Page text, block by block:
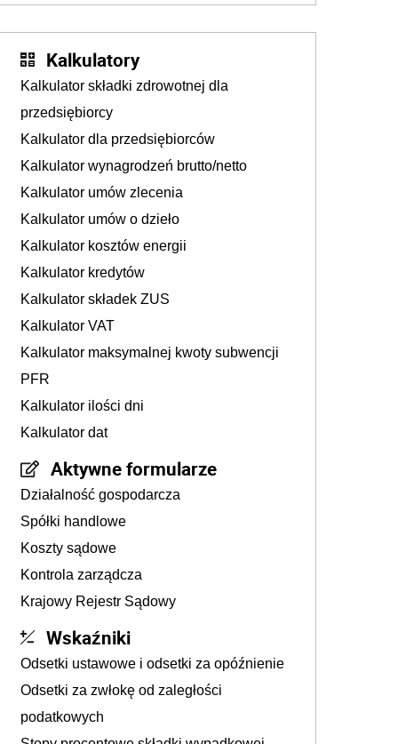
Kalkulatory
Kalkulator składki zdrowotnej dla
przedsiębiorcy
Kalkulator dla przedsiębiorców
Kalkulator wynagrodzeń brutto/netto
Kalkulator umów zlecenia
Kalkulator umów o dzieło
Kalkulator kosztów energii
Kalkulator kredytów
Kalkulator składek ZUS
Kalkulator VAT
Kalkulator maksymalnej kwoty subwencji
PFR
Kalkulator ilości dni
Kalkulator dat
Aktywne formularze
Działalność gospodarcza
Spółki handlowe
Koszty sądowe
Kontrola zarządcza
Krajowy Rejestr Sądowy
Wskaźniki
Odsetki ustawowe i odsetki za opóźnienie
Odsetki za zwłokę od zaległości
podatkowych